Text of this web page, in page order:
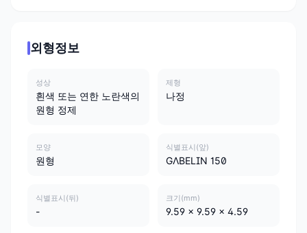
외형정보
성상
흰색 또는 연한 노란색의
원형 정제
제형
나정
모양
원형
식별표시(앞)
GΛBELIN 150
식별표시(뒤)
-
크기(mm)
9.59 x 9.59 x 4.59